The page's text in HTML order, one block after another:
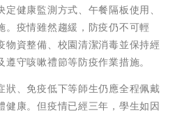
健康監測方式、午餐隔板使用、
。疫情雖然趨緩，防疫仍不可輕
物資整備、校園清潔消毒並保持經
守咳嗽禮節等防疫作業措施。
狀、免疫低下等師生仍應全程佩戴
健康。但疫情已經三年，學生如因